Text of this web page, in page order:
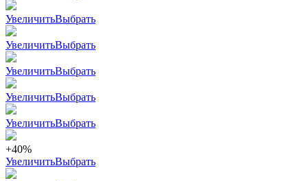
УвеличитьВыбрать
УвеличитьВыбрать
УвеличитьВыбрать
УвеличитьВыбрать
УвеличитьВыбрать
+40%
УвеличитьВыбрать